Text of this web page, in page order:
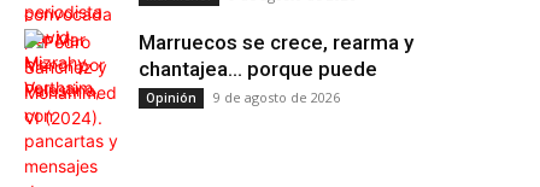
Marruecos se crece, rearma y
chantajea… porque puede
Opinión 9 de agosto de 2026